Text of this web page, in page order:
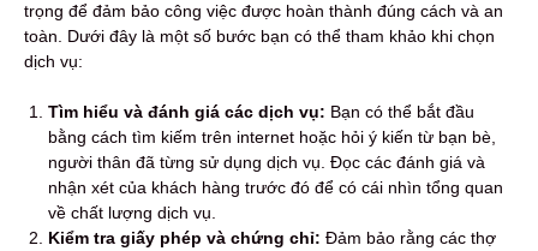
trọng để đảm bảo công việc được hoàn thành đúng cách và an
toàn. Dưới đây là một số bước bạn có thể tham khảo khi chọn
dịch vụ:
Tìm hiểu và đánh giá các dịch vụ: Bạn có thể bắt đầu
bằng cách tìm kiếm trên internet hoặc hỏi ý kiến từ bạn bè,
người thân đã từng sử dụng dịch vụ. Đọc các đánh giá và
nhận xét của khách hàng trước đó để có cái nhìn tổng quan
về chất lượng dịch vụ.
Kiểm tra giấy phép và chứng chỉ: Đảm bảo rằng các thợ